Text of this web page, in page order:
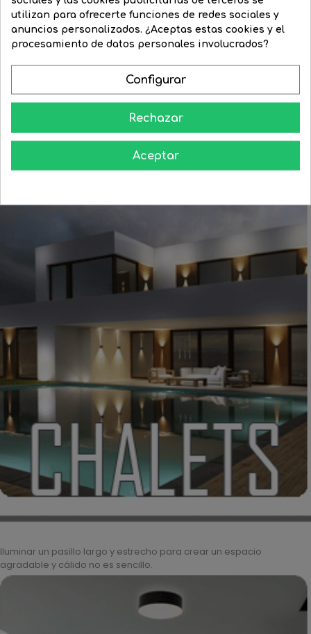
Regleta 3 luces con círculo...
Precio
regular
74,11 € Precio
59,29 €
COMPRAR  
Plafón downlight 28,5cm LED...
Precio
regular
27,58 € Precio
22,08 €
COMPRAR  
Iluminar un pasillo largo y estrecho para crear un espacio
agradable y cálido no es sencillo.
utilizan para ofrecerte funciones de redes sociales y
anuncios personalizados. ¿Aceptas estas cookies y el
procesamiento de datos personales involucrados?
Configurar
Rechazar
Aceptar